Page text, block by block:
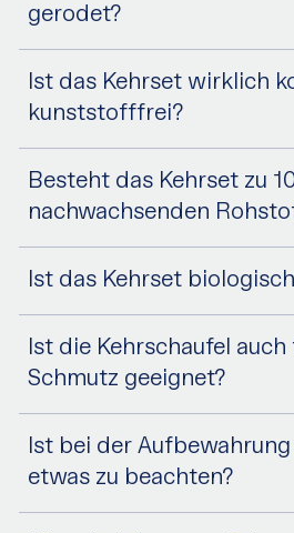
gerodet?
Ist das Kehrset wirklich
kunststofffrei?
Besteht das Kehrset zu
nachwachsenden
Ist das Kehrset
Ist die Kehrschaufel
Schmutz geeignet?
Ist bei der
etwas zu beachten?